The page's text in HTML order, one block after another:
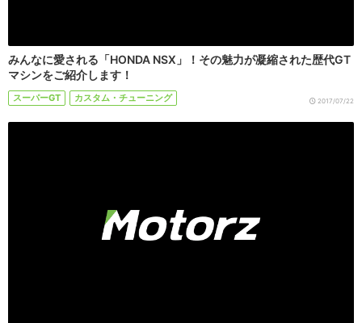
みんなに愛される「HONDA NSX」！その魅力が凝縮された歴代GT
マシンをご紹介します！
スーパーGT カスタム・チューニング 2017/07/22